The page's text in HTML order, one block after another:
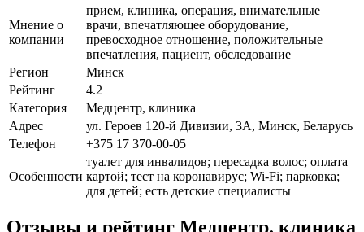
Мнение о
компании
прием, клиника, операция, внимательные
врачи, впечатляющее оборудование,
превосходное отношение, положительные
впечатления, пациент, обследование
Регион
Минск
Рейтинг
4.2
Категория
Медцентр, клиника
Адрес
ул. Героев 120-й Дивизии, 3А, Минск, Беларусь
Телефон
+375 17 370-00-05
Особенности
туалет для инвалидов; пересадка волос; оплата
картой; тест на коронавирус; Wi-Fi; парковка;
для детей; есть детские специалисты
Отзывы и рейтинг Медцентр, клиника